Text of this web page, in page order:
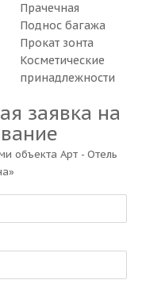
Прачечная
Поднос багажа
Прокат зонта
Косметические
принадлежности
заявка на
объекта Арт - Отель